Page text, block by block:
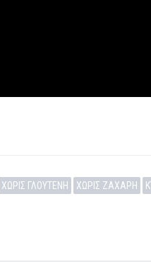
ΧΩΡΙΣ ΓΛΟΥΤΕΝΗ ΧΩΡΙΣ ΖΑΧΑΡΗ